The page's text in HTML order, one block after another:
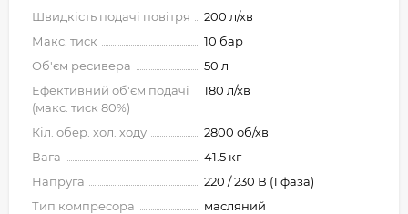
Швидкість подачі повітря
200 л/хв
Макс. тиск
10 бар
Об'єм ресивера
50 л
Ефективний об'єм подачі
(макс. тиск 80%)
180 л/хв
Кіл. обер. хол. ходу
2800 об/хв
Вага
41.5 кг
Напруга
220 / 230 В (1 фаза)
Тип компресора
масляний